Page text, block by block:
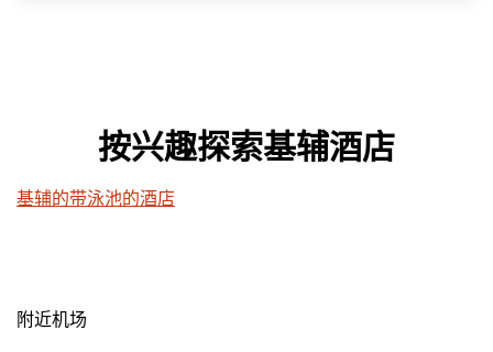
按兴趣探索基辅酒店
基辅的带泳池的酒店
附近机场